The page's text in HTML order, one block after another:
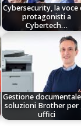
Cybersecurity, la voce
protagonisti a
Cybertech…
Gestione
soluzioni Brother per
uffici